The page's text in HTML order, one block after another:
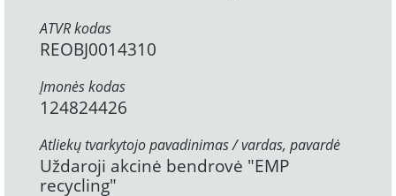
ATVR kodas
REOBJ0014310
Įmonės kodas
124824426
Atliekų tvarkytojo pavadinimas / vardas, pavardė
Uždaroji akcinė bendrovė "EMP
recycling"